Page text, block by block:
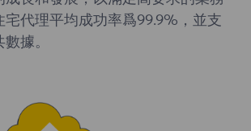
宅代理平均成功率爲99.9%，並支
據。